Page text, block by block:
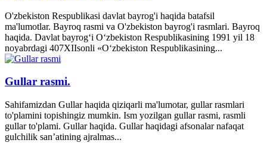
O'zbekiston Respublikasi davlat bayrog'i haqida batafsil
ma'lumotlar. Bayroq rasmi va O'zbekiston bayrog'i rasmlari. Bayroq
haqida. Davlat bayrog‘i O‘zbekiston Respublikasining 1991 yil 18
noyabrdagi 407­XII­sonli «O‘zbekiston Respublikasining...
Gullar rasmi.
Sahifamizdan Gullar haqida qiziqarli ma'lumotar, gullar rasmlari
to'plamini topishingiz mumkin. Ism yozilgan gullar rasmi, rasmli
gullar to'plami. Gullar haqida. Gullar haqidagi afsonalar nafaqat
gulchilik san’atining ajralmas...